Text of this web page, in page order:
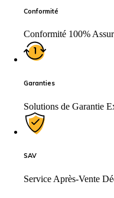
Conformité
Conformité 100%
Garanties
Solutions de Garantie
SAV
Service Après-Vente